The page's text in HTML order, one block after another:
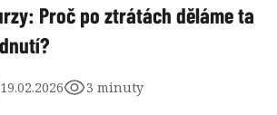
Proč po ztrátách děláme ta
19.02.2026 3 minuty